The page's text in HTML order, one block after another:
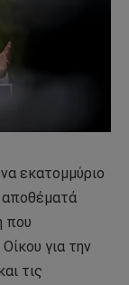
εκατομμύριο
αποθέματά
που
για την
τις